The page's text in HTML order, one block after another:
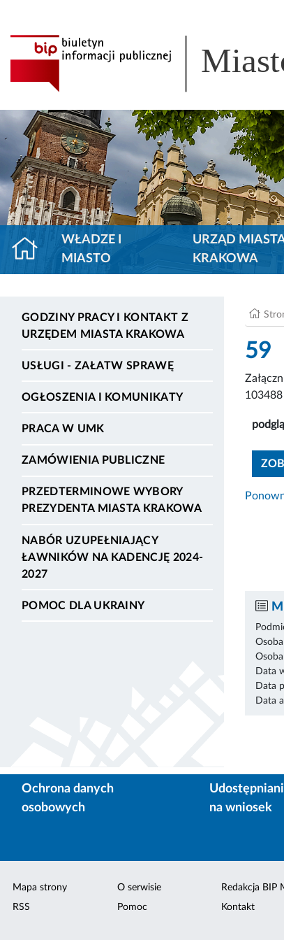
WŁADZE I
MIASTO
URZĄD
KRAKOWA
GODZINY PRACY I KONTAKT Z
URZĘDEM MIASTA KRAKOWA
USŁUGI - ZAŁATW SPRAWĘ
OGŁOSZENIA I KOMUNIKATY
PRACA W UMK
ZAMÓWIENIA PUBLICZNE
PRZEDTERMINOWE WYBORY
PREZYDENTA MIASTA KRAKOWA
NABÓR UZUPEŁNIAJĄCY
ŁAWNIKÓW NA KADENCJĘ 2024-
2027
POMOC DLA UKRAINY
59
103488
Data
Data
Data
Ochrona danych
osobowych
na wniosek
Mapa strony
RSS
O serwisie
Pomoc
Redakcja BIP
Kontakt